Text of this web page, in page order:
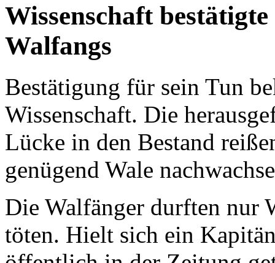
Wissenschaft
Walfangs
Bestätigung für sein Tun
Wissenschaft. Die
Lücke in den Bestand
genügend Wale
Die Walfänger durften nur
töten. Hielt sich ein